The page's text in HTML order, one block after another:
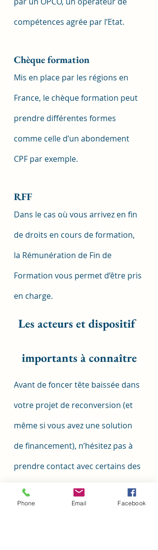
compétences agrée par l’Etat.
Chèque formation
Mis en place par les régions en
France, le chèque formation peut
prendre différentes formes
comme celle d’un abondement
CPF par exemple.
RFF
Dans le cas où vous arrivez en fin
de droits en cours de formation,
la Rémunération de Fin de
Formation vous permet d’être pris
en charge.
Les acteurs et dispositif
importants à connaître
Avant de foncer tête baissée dans
votre projet de reconversion (et
même si vous avez une solution
de financement), n’hésitez pas à
prendre contact avec certains des
organismes ci-dessous, qui
pourront vous aiguiller et vous
Phone Email Facebook